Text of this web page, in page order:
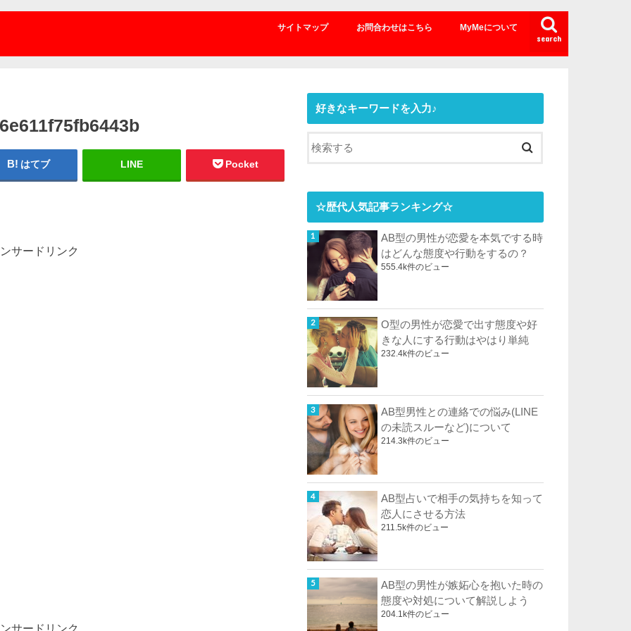
search
サイトマップ お問合わせはこちら MyMeについて
はてブ LINE Pocket
サードリンク
サードリンク
好きなキーワードを入力♪
☆歴代人気記事ランキング☆
AB型の男性が恋愛を本気でする時
はどんな態度や行動をするの？
555.4k件のビュー
O型の男性が恋愛で出す態度や好
きな人にする行動はやはり単純
232.4k件のビュー
AB型男性との連絡での悩み(LINE
の未読スルーなど)について
214.3k件のビュー
AB型占いで相手の気持ちを知って
恋人にさせる方法
211.5k件のビュー
AB型の男性が嫉妬心を抱いた時の
態度や対処について解説しよう
204.1k件のビュー